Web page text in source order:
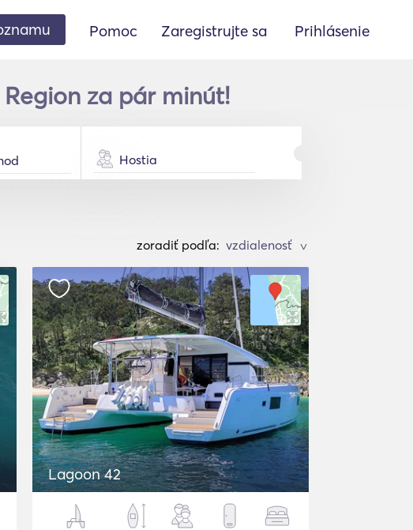
Pomoc Zaregistrujte sa Prihlásenie
za pár minút!
Hostia
zoradiť podľa: >
Lagoon 42